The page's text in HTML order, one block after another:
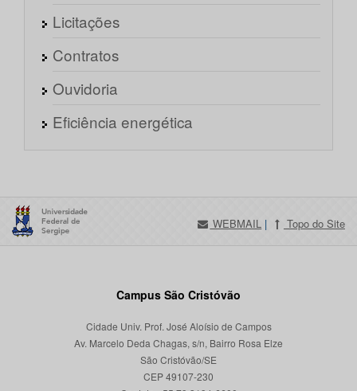
Licitações
Contratos
Ouvidoria
Eficiência energética
WEBMAIL | Topo do Site
Campus São Cristóvão
Cidade Univ. Prof. José Aloísio de Campos
Av. Marcelo Deda Chagas, s/n, Bairro Rosa Elze
São Cristóvão/SE
CEP 49107-230